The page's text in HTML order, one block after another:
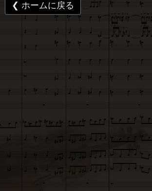
❮ ホームに戻る